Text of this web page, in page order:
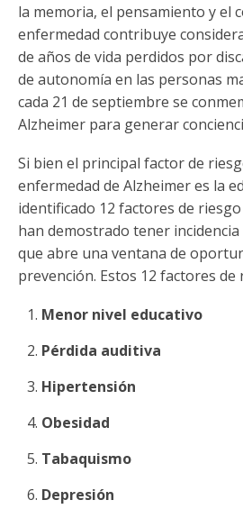
la memoria, el pensamiento y el
enfermedad contribuye
de años de vida perdidos por
de autonomía en las personas
cada 21 de septiembre se
Alzheimer para generar
Si bien el principal factor de
enfermedad de Alzheimer es la
identificado 12 factores de
han demostrado tener
que abre una ventana de
prevención. Estos 12 factores de
Menor nivel educativo
Pérdida auditiva
Hipertensión
Obesidad
Tabaquismo
Depresión